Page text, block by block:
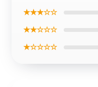
★★★☆☆
★★☆☆☆
★☆☆☆☆